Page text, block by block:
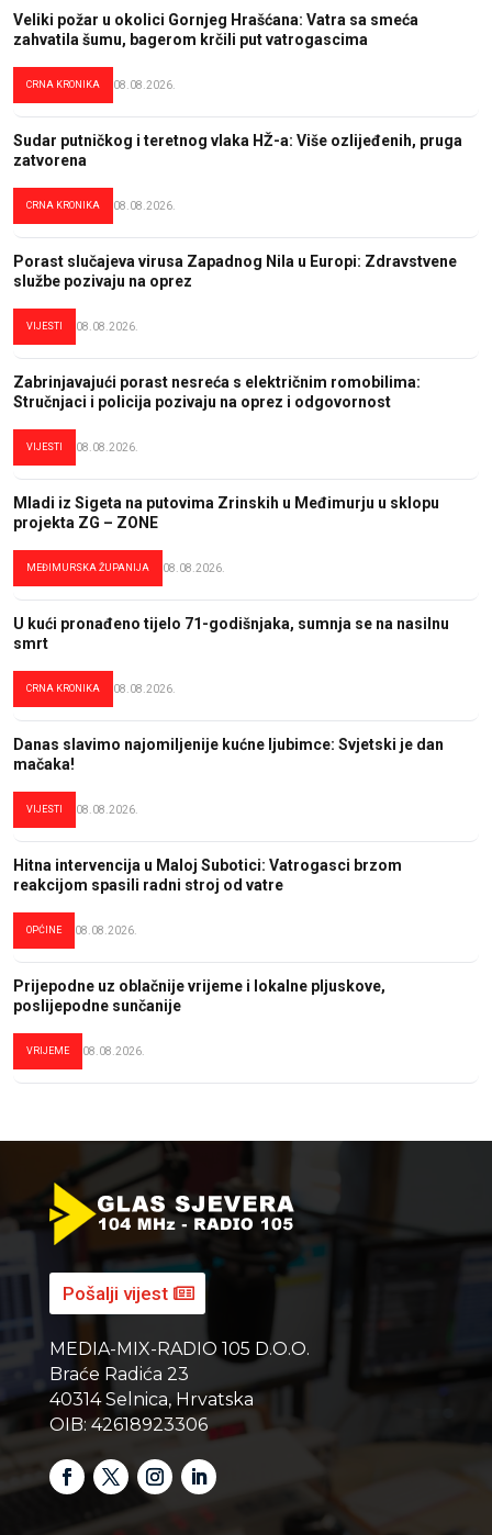
Veliki požar u okolici Gornjeg Hrašćana: Vatra sa smeća
zahvatila šumu, bagerom krčili put vatrogascima
CRNA KRONIKA 08.08.2026.
Sudar putničkog i teretnog vlaka HŽ-a: Više ozlijeđenih, pruga
zatvorena
CRNA KRONIKA 08.08.2026.
Porast slučajeva virusa Zapadnog Nila u Europi: Zdravstvene
službe pozivaju na oprez
VIJESTI 08.08.2026.
Zabrinjavajući porast nesreća s električnim romobilima:
Stručnjaci i policija pozivaju na oprez i odgovornost
VIJESTI 08.08.2026.
Mladi iz Sigeta na putovima Zrinskih u Međimurju u sklopu
projekta ZG – ZONE
MEĐIMURSKA ŽUPANIJA 08.08.2026.
U kući pronađeno tijelo 71-godišnjaka, sumnja se na nasilnu
smrt
CRNA KRONIKA 08.08.2026.
Danas slavimo najomiljenije kućne ljubimce: Svjetski je dan
mačaka!
VIJESTI 08.08.2026.
Hitna intervencija u Maloj Subotici: Vatrogasci brzom
reakcijom spasili radni stroj od vatre
OPĆINE 08.08.2026.
Prijepodne uz oblačnije vrijeme i lokalne pljuskove,
poslijepodne sunčanije
VRIJEME 08.08.2026.
Pošalji vijest
MEDIA-MIX-RADIO 105 D.O.O.
Braće Radića 23
40314 Selnica, Hrvatska
OIB: 42618923306